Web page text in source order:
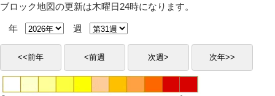
ブロック地図の更新は木曜日24時になります。
年 週
<<前年 <前週 次週> 次年>>